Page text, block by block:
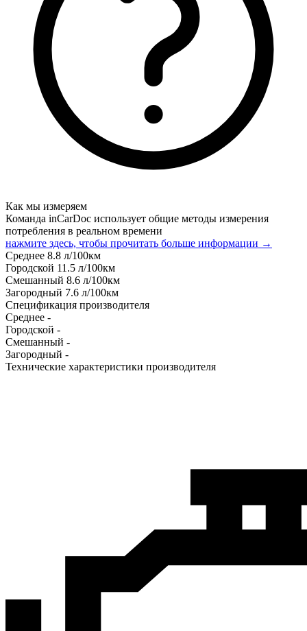
Как мы измеряем
Команда inCarDoc использует общие методы измерения
потребления в реальном времени
нажмите здесь, чтобы прочитать больше информации →
Среднее 8.8 л/100км
Городской 11.5 л/100км
Смешанный 8.6 л/100км
Загородный 7.6 л/100км
Спецификация производителя
Среднее -
Городской -
Смешанный -
Загородный -
Технические характеристики производителя